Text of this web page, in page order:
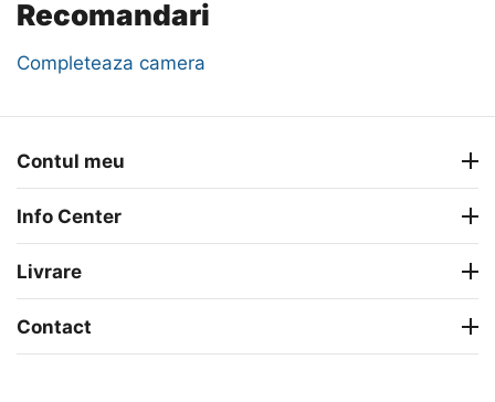
Recomandari
Completeaza camera
Contul meu
Info Center
Livrare
Contact